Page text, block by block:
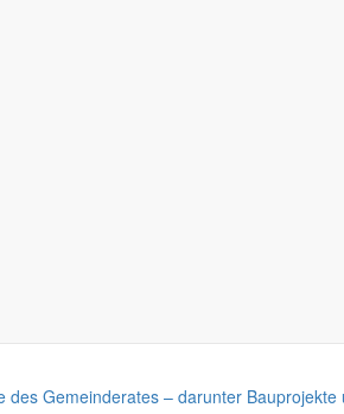
des Gemeinderats zur
Gemeinderates – darunter